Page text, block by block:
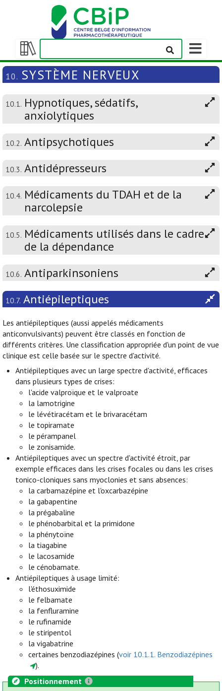
Afficher/masquer
la
table
matières
Afficher/
la
barre
navigation
10. SYSTÈME NERVEUX
10.1. Hypnotiques, sédatifs,
anxiolytiques
10.2. Antipsychotiques
10.3. Antidépresseurs
10.4. Médicaments du TDAH et de la
narcolepsie
10.5. Médicaments utilisés dans le cadre
de la dépendance
10.6. Antiparkinsoniens
10.7. Antiépileptiques
Les antiépileptiques (aussi appelés médicaments
anticonvulsivants) peuvent être classés en fonction de
différents critères. Une classification appropriée d'un point de vue
clinique est celle basée sur le spectre d'activité.
Antiépileptiques avec un large spectre d'activité, efficaces
dans plusieurs types de crises:
l'acide valproïque et le valproate
la lamotrigine
le lévétiracétam et le brivaracétam
le topiramate
le pérampanel
le zonisamide.
Antiépileptiques avec un spectre d'activité étroit, par
exemple efficaces dans les crises focales ou dans les crises
tonico-cloniques sans myoclonies et sans absences:
la carbamazépine et l'oxcarbazépine
la gabapentine
la prégabaline
le phénobarbital et la primidone
la phénytoïne
la tiagabine
le lacosamide
le cénobamate.
Antiépileptiques à usage limité:
l'éthosuximide
le felbamate
la fenfluramine
le rufinamide
le stiripentol
la vigabatrine
certaines benzodiazépines (voir 10.1.1. Benzodiazépines
).
Positionnement